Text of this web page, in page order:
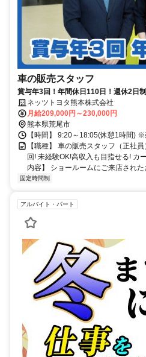
車の販売スタッフ
賞与年3回！年間休日110日！週休2日
ネッツトヨタ熊本株式会社
月給209,000円～230,000円
熊本県荒尾市
【時間】 9:20～18:05(休憩1時間)
【職種】 車の販売スタッフ（正社
回! 未経験OK!高収入も目指せる! カ
内容】 ショールームにご来店された
固定時間制
アルバイト・パート